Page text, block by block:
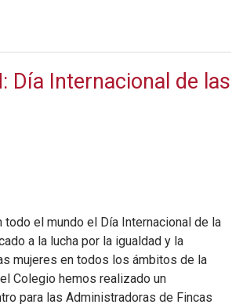
Día Internacional de las
todo el mundo el Día Internacional de la
a la lucha por la igualdad y la
mujeres en todos los ámbitos de la
Colegio hemos realizado un
para las Administradoras de Fincas